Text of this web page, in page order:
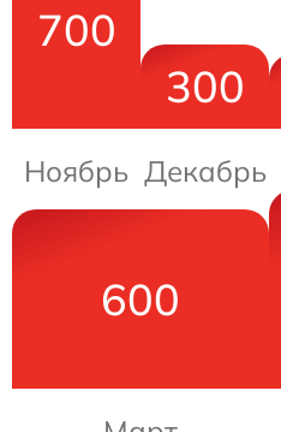
700
Ноябрь
300
Декабрь
600